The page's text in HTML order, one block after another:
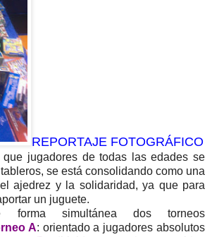
REPORTAJE FOTOGRÁFICO
que jugadores de todas las edades se
se está consolidando como una
ajedrez y la solidaridad, ya que para
un juguete.
simultánea dos torneos
A: orientado a jugadores absolutos